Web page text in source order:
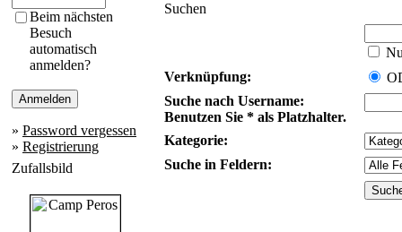
Beim nächsten
Besuch
automatisch
anmelden?
» Password vergessen
» Registrierung
Zufallsbild
Suchen
Verknüpfung:
Suche nach Username:
Benutzen Sie * als Platzhalter.
Kategorie:
Suche in Feldern: